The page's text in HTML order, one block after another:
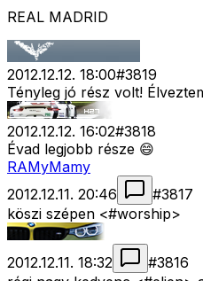
REAL MADRID
2012.12.12. 18:00#3819
Tényleg jó rész volt!
2012.12.12. 16:02#3818
Évad legjobb része 😄
RAMyMamy
2012.12.11. 20:46
#3817
köszi szépen <#worship>
2012.12.11. 18:32 #3816